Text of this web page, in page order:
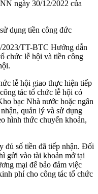
ngày 30/12/2022 của
dụng tiền công đức
TT-BTC Hướng dẫn
chức lễ hội và tiền công
lễ hội giao thực hiện tiếp
tác tổ chức lễ hội có
bạc Nhà nước hoặc ngân
quản lý và sử dụng
hình thức chuyển khoản,
đủ số tiền đã tiếp nhận. Đối
gửi vào tài khoản mở tại
mại để bảo đảm việc
phí cho công tác tổ chức